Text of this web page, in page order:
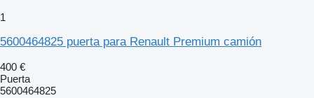
1
5600464825 puerta para Renault Premium camión
400 €
Puerta
5600464825